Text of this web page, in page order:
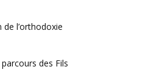
de l’orthodoxie
des Fils